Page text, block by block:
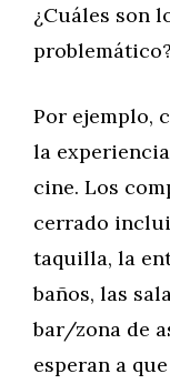
¿Cuáles son
problemático?
Por ejemplo,
la
cine. Los
cerrado
taquilla, la
baños, las
bar/zona de
esperan a